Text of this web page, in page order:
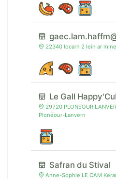
22340 locarn 2 lein ar
Le Gall
29720 PLONEOUR
Plonéour-Lanvern
Safran du Stival
Anne-Sophie LE CAM